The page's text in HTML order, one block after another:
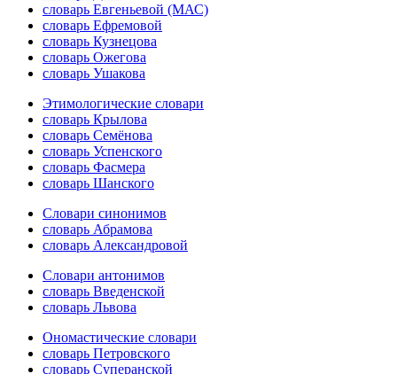
словарь Евгеньевой (МАС)
словарь Ефремовой
словарь Кузнецова
словарь Ожегова
словарь Ушакова
Этимологические словари
словарь Крылова
словарь Семёнова
словарь Успенского
словарь Фасмера
словарь Шанского
Словари синонимов
словарь Абрамова
словарь Александровой
Словари антонимов
словарь Введенской
словарь Львова
Ономастические словари
словарь Петровского
словарь Суперанской